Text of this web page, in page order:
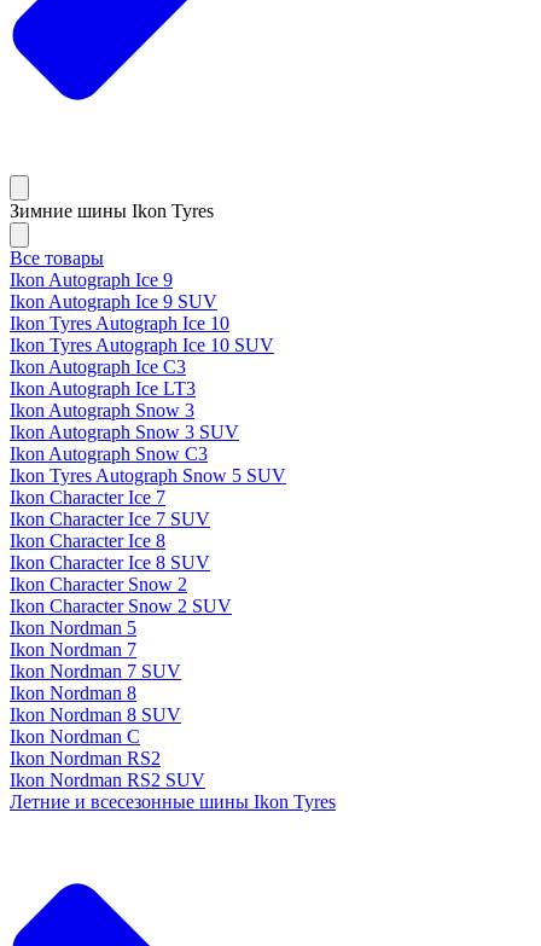
Зимние шины Ikon Tyres
Все товары
Ikon Autograph Ice 9
Ikon Autograph Ice 9 SUV
Ikon Tyres Autograph Ice 10
Ikon Tyres Autograph Ice 10 SUV
Ikon Autograph Ice C3
Ikon Autograph Ice LT3
Ikon Autograph Snow 3
Ikon Autograph Snow 3 SUV
Ikon Autograph Snow C3
Ikon Tyres Autograph Snow 5 SUV
Ikon Character Ice 7
Ikon Character Ice 7 SUV
Ikon Character Ice 8
Ikon Character Ice 8 SUV
Ikon Character Snow 2
Ikon Character Snow 2 SUV
Ikon Nordman 5
Ikon Nordman 7
Ikon Nordman 7 SUV
Ikon Nordman 8
Ikon Nordman 8 SUV
Ikon Nordman C
Ikon Nordman RS2
Ikon Nordman RS2 SUV
Летние и всесезонные шины Ikon Tyres